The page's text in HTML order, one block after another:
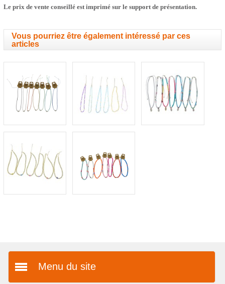
Le prix de vente conseillé est imprimé sur le support de présentation.
Vous pourriez être également intéressé par ces
articles
Menu du site